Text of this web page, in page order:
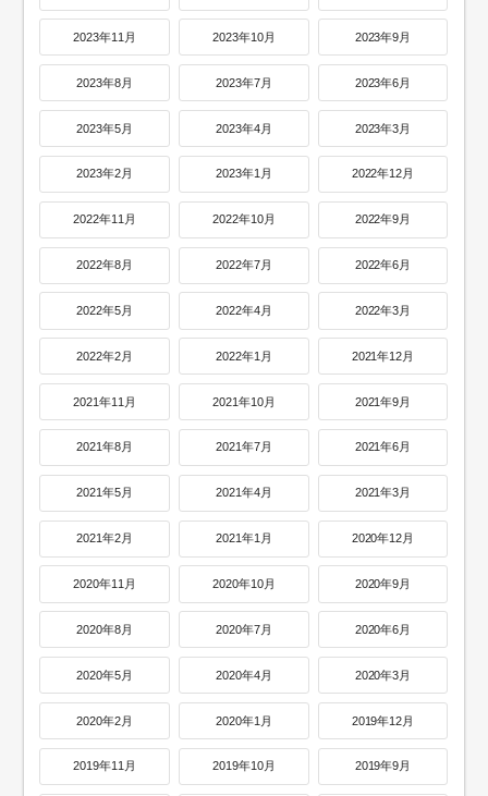
2023年11月 2023年10月 2023年9月
2023年8月 2023年7月 2023年6月
2023年5月 2023年4月 2023年3月
2023年2月 2023年1月 2022年12月
2022年11月 2022年10月 2022年9月
2022年8月 2022年7月 2022年6月
2022年5月 2022年4月 2022年3月
2022年2月 2022年1月 2021年12月
2021年11月 2021年10月 2021年9月
2021年8月 2021年7月 2021年6月
2021年5月 2021年4月 2021年3月
2021年2月 2021年1月 2020年12月
2020年11月 2020年10月 2020年9月
2020年8月 2020年7月 2020年6月
2020年5月 2020年4月 2020年3月
2020年2月 2020年1月 2019年12月
2019年11月 2019年10月 2019年9月